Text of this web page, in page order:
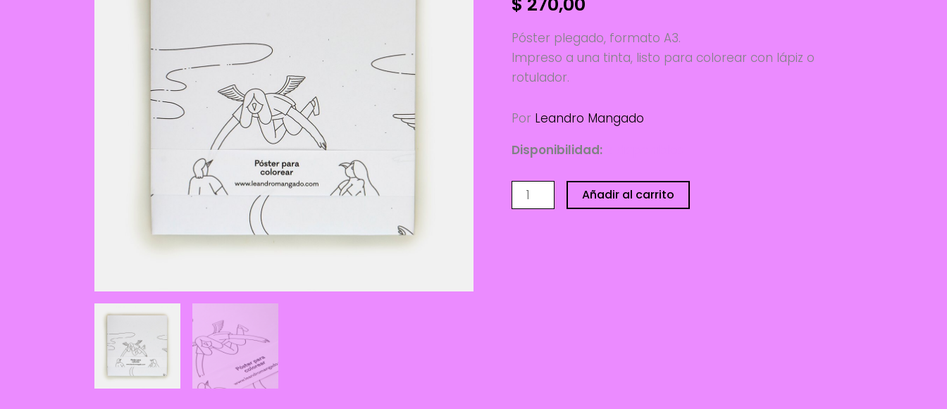
Póster plegado, formato A3.
Impreso a una tinta, listo para colorear con lápiz o
rotulador.
Por Leandro Mangado
Disponibilidad:
Póster
para
Añadir al carrito